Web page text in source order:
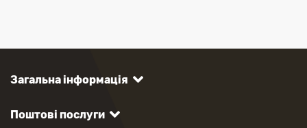
Загальна інформація
Поштові послуги